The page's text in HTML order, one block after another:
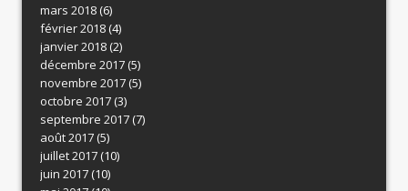
mars 2018(6)
février 2018(4)
janvier 2018(2)
décembre 2017(5)
novembre 2017(5)
octobre 2017(3)
septembre 2017(7)
août 2017(5)
juillet 2017(10)
juin 2017(10)